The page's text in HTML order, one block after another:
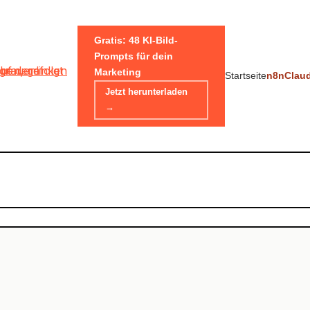
Gratis: 48 KI-Bild-
Prompts für dein
Marketing
Jetzt herunterladen
→
Startseiten8n